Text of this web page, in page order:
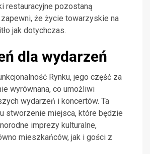
restauracyjne pozostaną
że życie towarzyskie na
jak dotychczas.
dla wydarzeń
Rynku, jego część za
wyrównana, co umożliwi
wydarzeń i koncertów. Ta
stworzenie miejsca, które będzie
imprezy kulturalne,
mieszkańców, jak i gości z